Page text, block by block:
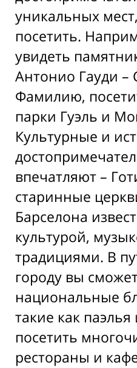
уникальных
посетить.
увидеть
Антонио Гауди –
Фамилию,
парки Гуэль и
Культурные и
впечатляют –
старинные
Барселона
культурой,
традициями. В
городу вы
национальные
такие как паэлья
посетить
рестораны и